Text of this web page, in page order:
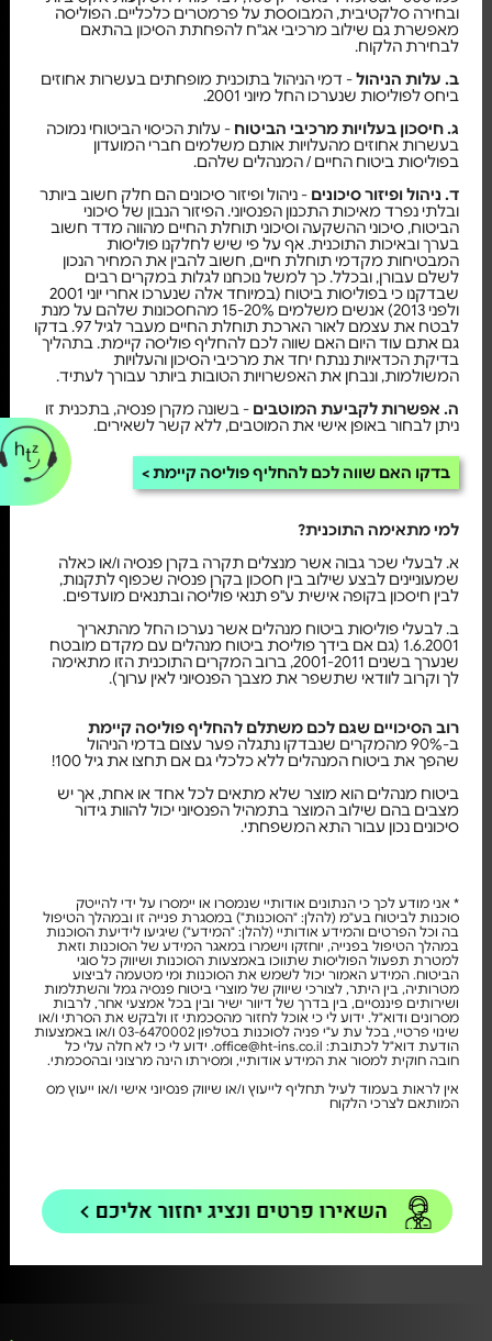
ובחירה סלקטיבית, המבוססת על פרמטרים כלכליים. הפוליסה
מאפשרת גם שילוב מרכיבי אג"ח להפחתת הסיכון בהתאם
לבחירת הלקוח.
ב. עלות הניהול- דמי הניהול בתוכנית מופחתים בעשרות אחוזים
ביחס לפוליסות שנערכו החל מיוני 2001.
ג. חיסכון בעלויות מרכיבי הביטוח - עלות הכיסוי הביטוחי נמוכה
בעשרות אחוזים מהעלויות אותם משלמים חברי המועדון
בפוליסות ביטוח החיים / המנהלים שלהם.
ד. ניהול ופיזור סיכונים - ניהול ופיזור סיכונים הם חלק חשוב ביותר
ובלתי נפרד מאיכות התכנון הפנסיוני. הפיזור הנבון של סיכוני
הביטוח, סיכוני ההשקעה וסיכוני תוחלת החיים מהווה מדד חשוב
בערך ובאיכות התוכנית. אף על פי שיש לחלקנו פוליסות
המבטיחות מקדמי תוחלת חיים, חשוב להבין את המחיר הנכון
לשלם עבורן, ובכלל. כך למשל נוכחנו לגלות במקרים רבים
שבדקנו כי בפוליסות ביטוח (במיוחד אלה שנערכו אחרי יוני 2001
ולפני 2013) אנשים משלמים 15-20% מהחסכונות שלהם על מנת
לבטח את עצמם לאור הארכת תוחלת החיים מעבר לגיל 97. בדקו
גם אתם עוד היום האם שווה לכם להחליף פוליסה קיימת. בתהליך
בדיקת הכדאיות ננתח יחד את מרכיבי הסיכון והעלויות
המשולמות, ונבחן את האפשרויות הטובות ביותר עבורך לעתיד.
ה. אפשרות לקביעת המוטבים - בשונה מקרן פנסיה, בתכנית זו
ניתן לבחור באופן אישי את המוטבים, ללא קשר לשאירים.
בדקו האם שווה לכם להחליף פוליסה קיימת
למי מתאימה התוכנית?
א. לבעלי שכר גבוה אשר מנצלים תקרה בקרן פנסיה ו/או כאלה
שמעוניינים לבצע שילוב בין חסכון בקרן פנסיה שכפוף לתקנות,
לבין חיסכון בקופה אישית ע"פ תנאי פוליסה ובתנאים מועדפים.
ב. לבעלי פוליסות ביטוח מנהלים אשר נערכו החל מהתאריך
1.6.2001 (גם אם בידך פוליסת ביטוח מנהלים עם מקדם מובטח
שנערך בשנים 2001-2011, ברוב המקרים התוכנית הזו מתאימה
לך וקרוב לוודאי שתשפר את מצבך הפנסיוני לאין ערוך).
רוב הסיכויים שגם לכם משתלם להחליף פוליסה קיימת
ב-90% מהמקרים שנבדקו נתגלה פער עצום בדמי הניהול
שהפך את ביטוח המנהלים ללא כלכלי גם אם תחצו את גיל 100!
ביטוח מנהלים הוא מוצר שלא מתאים לכל אחד או אחת, אך יש
מצבים בהם שילוב המוצר בתמהיל הפנסיוני יכול להוות גידור
סיכונים נכון עבור התא המשפחתי.
* אני מודע לכך כי הנתונים אודותיי שנמסרו או יימסרו על ידי להייטק
סוכנות לביטוח בע"מ (להלן: "הסוכנות") במסגרת פנייה זו ובמהלך הטיפול
בה וכל הפרטים והמידע אודותיי (להלן: "המידע") שיגיעו לידיעת הסוכנות
במהלך הטיפול בפנייה, יוחזקו וישמרו במאגר המידע של הסוכנות וזאת
למטרת תפעול הפוליסות שתווכו באמצעות הסוכנות ושיווק כל סוגי
הביטוח. המידע האמור יכול לשמש את הסוכנות ומי מטעמה לביצוע
מטרותיה, בין היתר, לצורכי שיווק של מוצרי ביטוח פנסיה גמל והשתלמות
ושירותים פיננסיים, בין בדרך של דיוור ישיר ובין בכל אמצעי אחר, לרבות
מסרונים ודוא"ל. ידוע לי כי אוכל לחזור מהסכמתי זו ולבקש את הסרתי ו/או
שינוי פרטיי, בכל עת ע"י פניה לסוכנות בטלפון 03-6470002 ו/או באמצעות
הודעת דוא"ל לכתובת: office@ht-ins.co.il. ידוע לי כי לא חלה עלי כל
חובה חוקית למסור את המידע אודותיי, ומסירתו הינה מרצוני ובהסכמתי.
אין לראות בעמוד לעיל תחליף לייעוץ ו/או שיווק פנסיוני אישי ו/או ייעוץ מס
המותאם לצרכי הלקוח